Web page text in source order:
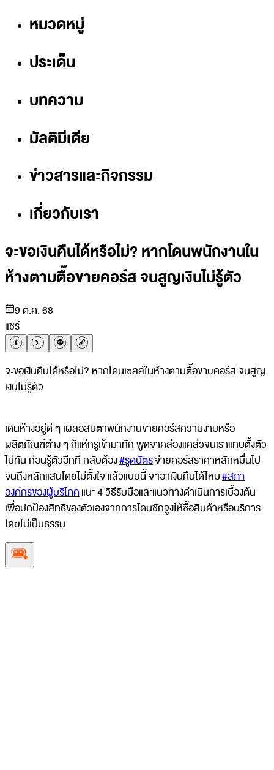
หมวดหมู่
ประเด็น
บทความ
มัลติมีเดีย
ข่าวสารและกิจกรรม
เกี่ยวกับเรา
จะขอเงินคืนได้หรือไม่? หากโดนพนักงานใน
ห้างตามตื๊อขายคอร์ส จนสูญเงินไม่รู้ตัว
9 ต.ค. 68
แชร์
จะขอเงินคืนได้หรือไม่? หากโดนเซลล์ในห้างตามตื๊อขายคอร์ส จนสูญ
เงินไม่รู้ตัว
เดินห้างอยู่ดี ๆ เผลอสบตาพนักงานขายคอร์สความงามหรือ
ผลิตภัณฑ์ต่าง ๆ ก็แห่กรูเข้ามาทัก พูดจาคล่องแคล่วจนเราแทบตั้งตัว
ไม่ทัน ก่อนรู้ตัวอีกที กลับต้อง#รูดบัตรจ่ายคอร์สราคาหลักหมื่นไป
จนถึงหลักแสนโดยไม่ตั้งใจ แล้วแบบนี้ จะเอาเงินคืนได้ไหม#สภา
องค์กรของผู้บริโภคแนะ 4 วิธีรับมือและแนวทางดำเนินการเบื้องต้น
เพื่อปกป้องสิทธิของตัวเองจากการโดนชักจูงให้ซื้อสินค้าหรือบริการ
โดยไม่เป็นธรรม